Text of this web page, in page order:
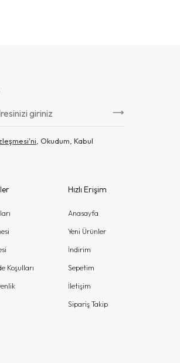
, Okudum, Kabul
Koşulları
Hızlı Erişim
Anasayfa
Yeni Ürünler
İndirim
Sepetim
İletişim
Sipariş Takip